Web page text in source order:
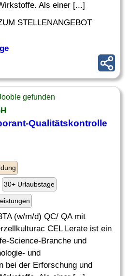
Als einer [...]
STELLENANGEBOT
gefunden
-Qualitätskontrolle
30+ Urlaubstage
(w/m/d) QC/ QA mit
CEL Lerate ist ein
Science-Branche und
und
bei der Erforschung und